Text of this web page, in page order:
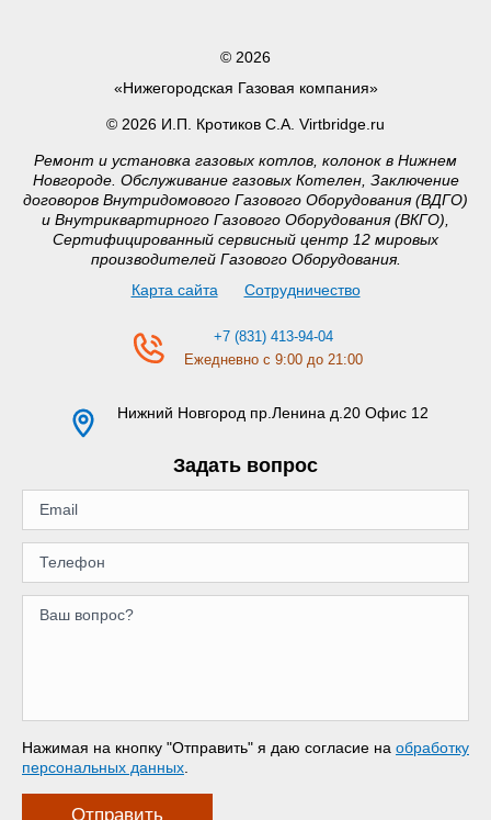
© 2026
«Нижегородская Газовая компания»
© 2026 И.П. Кротиков С.А. Virtbridge.ru
Ремонт и установка газовых котлов, колонок в Нижнем
Новгороде. Обслуживание газовых Котелен, Заключение
договоров Внутридомового Газового Оборудования (ВДГО)
и Внутриквартирного Газового Оборудования (ВКГО),
Сертифицированный сервисный центр 12 мировых
производителей Газового Оборудования.
Карта сайта
Сотрудничество
+7 (831) 413-94-04
Ежедневно с 9:00 до 21:00
Нижний Новгород пр.Ленина д.20 Офис 12
Задать вопрос
Нажимая на кнопку "Отправить" я даю согласие на обработку
персональных данных
Отправить